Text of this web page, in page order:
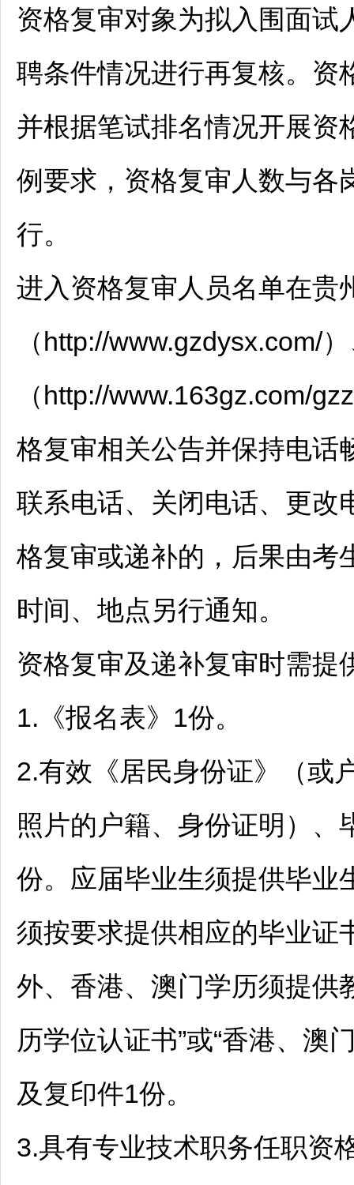
资格复审对象为拟入围面试
聘条件情况进行再复核。资
并根据笔试排名情况开展资
例要求，资格复审人数与各
行。
进入资格复审人员名单在贵
（http://www.gzdysx.com/
（http://www.163gz.com/
格复审相关公告并保持电话
联系电话、关闭电话、更改
格复审或递补的，后果由考
时间、地点另行通知。
资格复审及递补复审时需提
1.《报名表》1份。
2.有效《居民身份证》（或
照片的户籍、身份证明）、
份。应届毕业生须提供毕业
须按要求提供相应的毕业证
外、香港、澳门学历须提供
历学位认证书”或“香港、澳
及复印件1份。
3.具有专业技术职务任职资